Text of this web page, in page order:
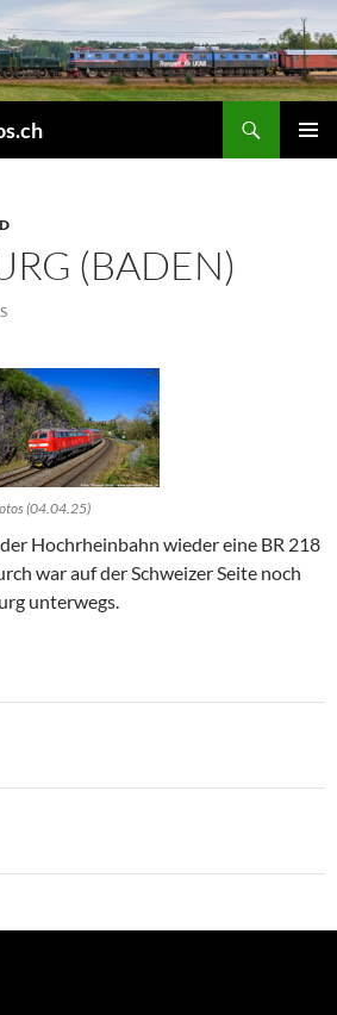
(BADEN)
(04.04.25)
Hochrheinbahn wieder eine BR 218
war auf der Schweizer Seite noch
unterwegs.